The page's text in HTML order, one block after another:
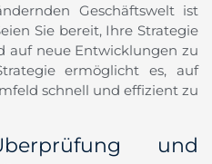
Geschäftswelt ist
Sie bereit, Ihre Strategie
auf neue Entwicklungen zu
ermöglicht es, auf
schnell und effizient zu
und